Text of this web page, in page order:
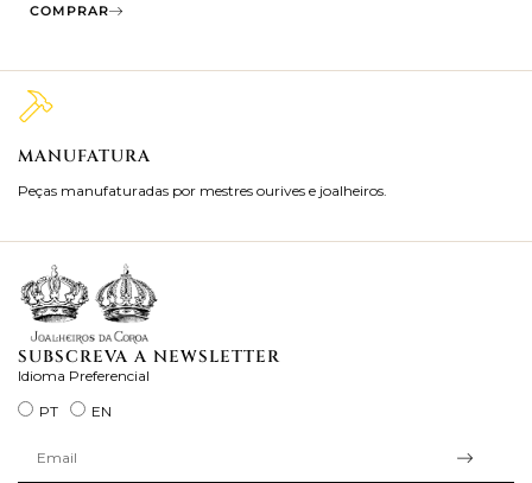
COMPRAR
MANUFATURA
Peças manufaturadas por mestres ourives e joalheiros.
SUBSCREVA A NEWSLETTER
Idioma Preferencial
PT
EN